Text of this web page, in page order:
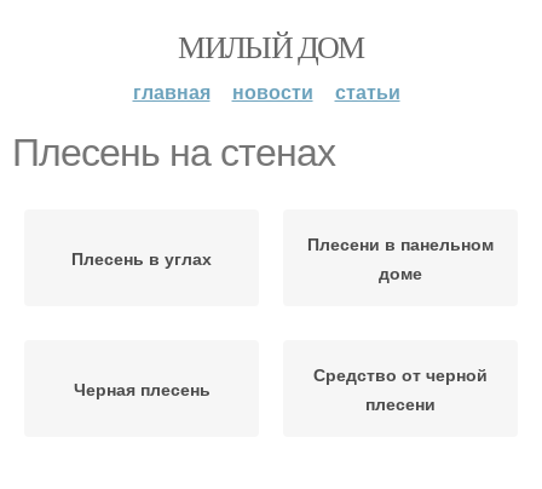
МИЛЫЙ ДОМ
главная новости статьи
Плесень на стенах
Плесень в углах
Плесени в панельном
доме
Черная плесень
Средство от черной
плесени